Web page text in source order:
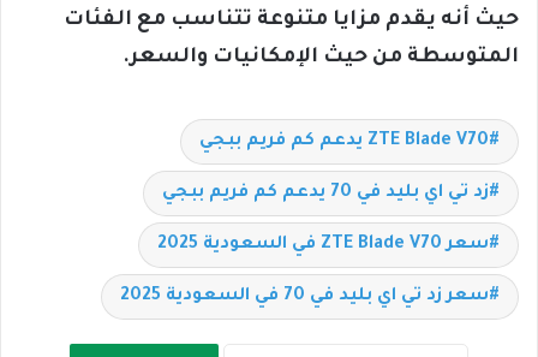
حيث أنه يقدم مزايا متنوعة تتناسب مع الفئات
المتوسطة من حيث الإمكانيات والسعر.
ZTE Blade V70 يدعم كم فريم ببجي
زد تي اي بليد في 70 يدعم كم فريم ببجي
سعر ZTE Blade V70 في السعودية 2025
سعر زد تي اي بليد في 70 في السعودية 2025